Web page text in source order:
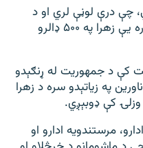
چې درې لوڼې لري او د
خپلې کورنۍ د پاتې غړو د ژغورلو لپاره یې زهرا په ۵۰۰ ډالرو
کې د جمهوریت له ړنګېدو
په زیاتېدو سره د زهرا
کې ډوبېږي.
مرستندویه ادارو او